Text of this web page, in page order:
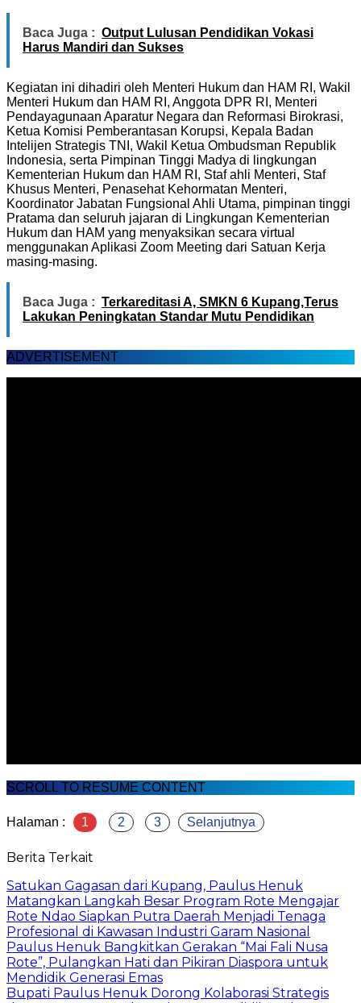
Baca Juga : Output Lulusan Pendidikan Vokasi
Harus Mandiri dan Sukses
Kegiatan ini dihadiri oleh Menteri Hukum dan HAM RI, Wakil
Menteri Hukum dan HAM RI, Anggota DPR RI, Menteri
Pendayagunaan Aparatur Negara dan Reformasi Birokrasi,
Ketua Komisi Pemberantasan Korupsi, Kepala Badan
Intelijen Strategis TNI, Wakil Ketua Ombudsman Republik
Indonesia, serta Pimpinan Tinggi Madya di lingkungan
Kementerian Hukum dan HAM RI, Staf ahli Menteri, Staf
Khusus Menteri, Penasehat Kehormatan Menteri,
Koordinator Jabatan Fungsional Ahli Utama, pimpinan tinggi
Pratama dan seluruh jajaran di Lingkungan Kementerian
Hukum dan HAM yang menyaksikan secara virtual
menggunakan Aplikasi Zoom Meeting dari Satuan Kerja
masing-masing.
Baca Juga : Terkareditasi A, SMKN 6 Kupang,Terus
Lakukan Peningkatan Standar Mutu Pendidikan
ADVERTISEMENT
SCROLL TO RESUME CONTENT
Halaman : 1 2 3 Selanjutnya
Berita Terkait
Satukan Gagasan dari Kupang, Paulus Henuk
Matangkan Langkah Besar Program Rote Mengajar
Rote Ndao Siapkan Putra Daerah Menjadi Tenaga
Profesional di Kawasan Industri Garam Nasional
Paulus Henuk Bangkitkan Gerakan “Mai Fali Nusa
Rote”, Pulangkan Hati dan Pikiran Diaspora untuk
Mendidik Generasi Emas
Bupati Paulus Henuk Dorong Kolaborasi Strategis